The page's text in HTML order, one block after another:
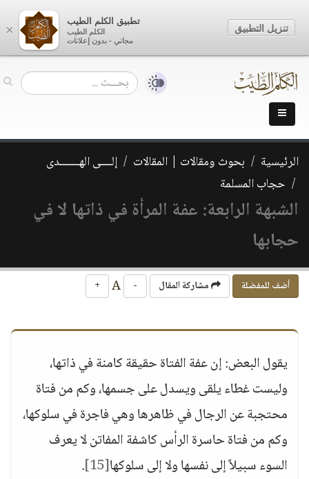
الرئيسية بحوث ومقالات | المقالات
إلــــى الهـــــــدى
حجاب المسلمة
الشبهة الرابعة: عفة المرأة في ذاتها لا في
حجابها
أضف للمفضلة مشاركة المقال -
+
يقول البعض: إن عفة الفتاة حقيقة كامنة في ذاتها،
وليست غطاء يلقى ويسدل على جسمها، وكم من فتاة
محتجبة عن الرجال في ظاهرها وهي فاجرة في سلوكها،
وكم من فتاة حاسرة الرأس كاشفة المفاتن لا يعرف
السوء سبيلاً إلى نفسها ولا إلى سلوكها[15]
.
×
تطبيق الكلم الطيب
الكلم الطيب
مجاني - بدون إعلانات
تنزيل التطبيق